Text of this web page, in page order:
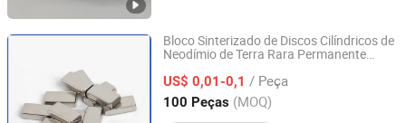
Bloco Sinterizado de Discos Cilíndricos de
Neodímio de Terra Rara Permanente
Magneto NdFeB
US$ 0,01-0,1 / Peça
100 Peças (MOQ)
Ningbo Eason Magnetic Material Co., Ltd.
Zhejiang, China Desde 2022